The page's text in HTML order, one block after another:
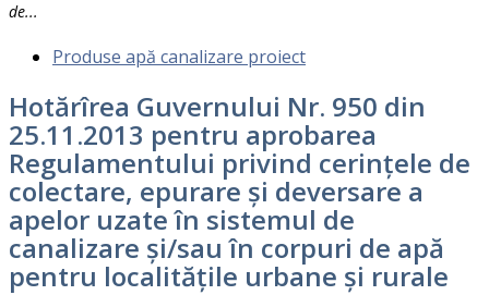
de...
Produse apă canalizare proiect
Hotărîrea Guvernului Nr. 950 din
25.11.2013 pentru aprobarea
Regulamentului privind cerinţele de
colectare, epurare şi deversare a
apelor uzate în sistemul de
canalizare şi/sau în corpuri de apă
pentru localităţile urbane şi rurale